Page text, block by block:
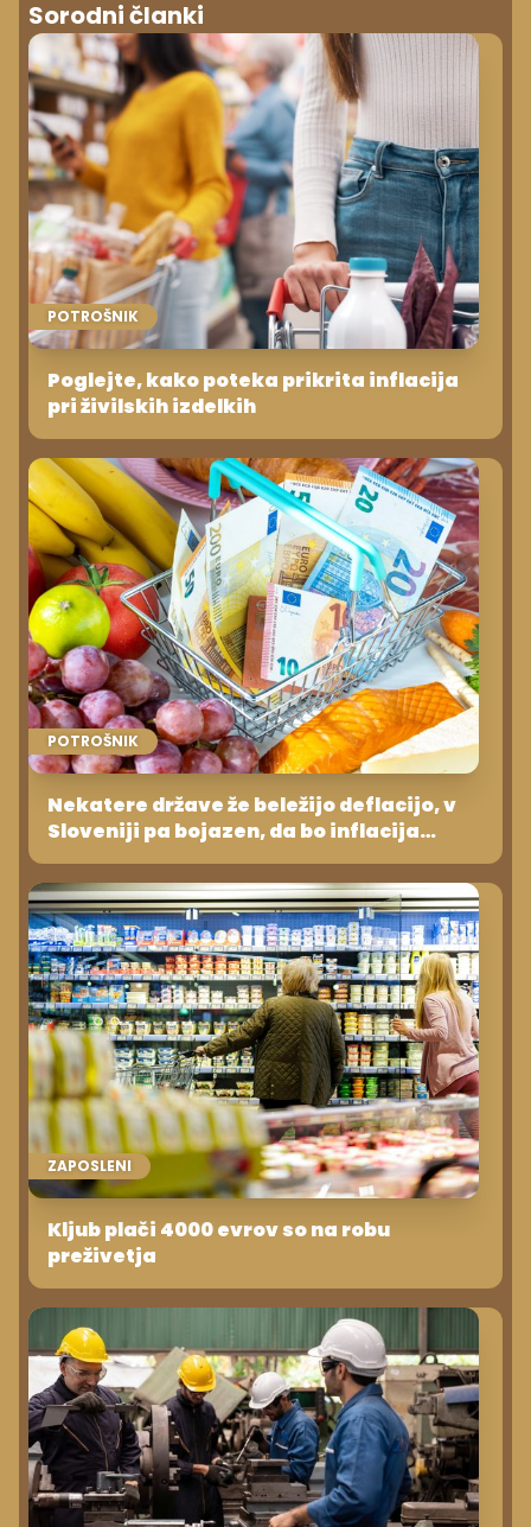
Sorodni članki
POTROŠNIK
Poglejte, kako poteka prikrita inflacija
pri živilskih izdelkih
POTROŠNIK
Nekatere države že beležijo deflacijo, v
Sloveniji pa bojazen, da bo inflacija
ZAPOSLENI
Kljub plači 4000 evrov so na robu
preživetja